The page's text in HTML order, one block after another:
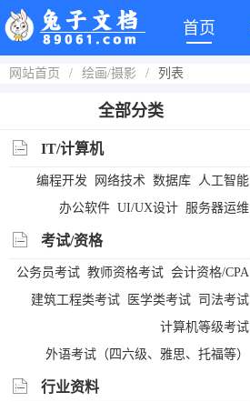
首页
网站首页 / 绘画/摄影 / 列表
全部分类
IT/计算机
编程开发 网络技术 数据库 人工智能
办公软件 UI/UX设计 服务器运维
考试/资格
公务员考试 教师资格考试 会计资格/CPA
建筑工程类考试
医学类考试 司法考试
计算机等级考试
外语考试（四六级、雅思、托福等）
行业资料